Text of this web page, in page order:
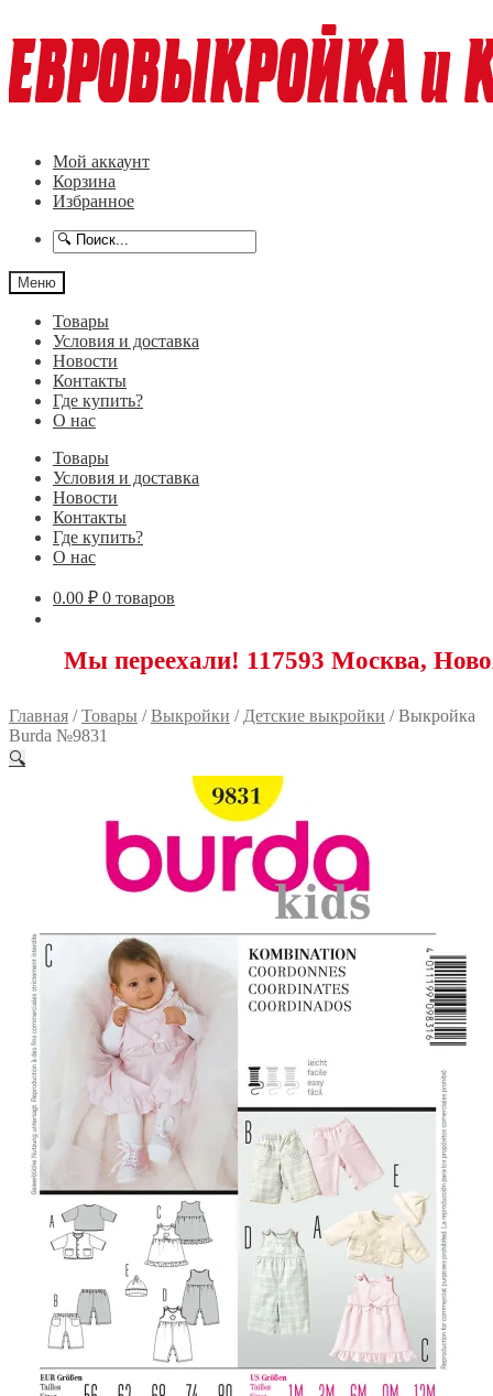
к
навигации
к
содержимому
Мой аккаунт
Корзина
Избранное
Меню
Товары
Условия и доставка
Новости
Контакты
Где купить?
О нас
Товары
Условия и доставка
Новости
Контакты
Где купить?
О нас
0.00 ₽ 0 товаров
117593 Москва,
Главная /Товары /Выкройки / Детские выкройки /Выкройка
Burda №9831
🔍